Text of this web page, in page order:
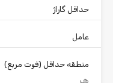
حداقل گاراژ
عامل
منطقه حداقل (فوت مربع)